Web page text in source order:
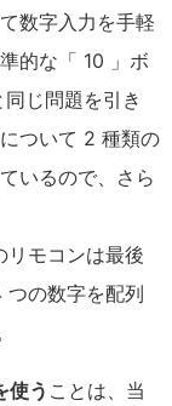
数字入力を手軽
的な「 10 」ボ
じ問題を引き
ついて 2 種類の
いるので、さら
リモコンは最後
の数字を配列
使う ことは、当